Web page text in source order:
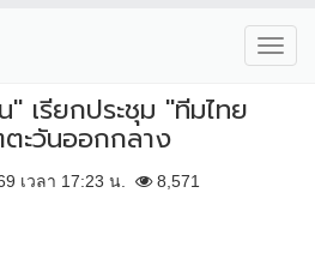
เรียกประชุม "ทีมไทย
ะวันออกกลาง
เวลา 17:23 น. 8,571